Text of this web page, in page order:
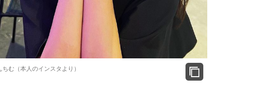
ちむ（本人のインスタより）